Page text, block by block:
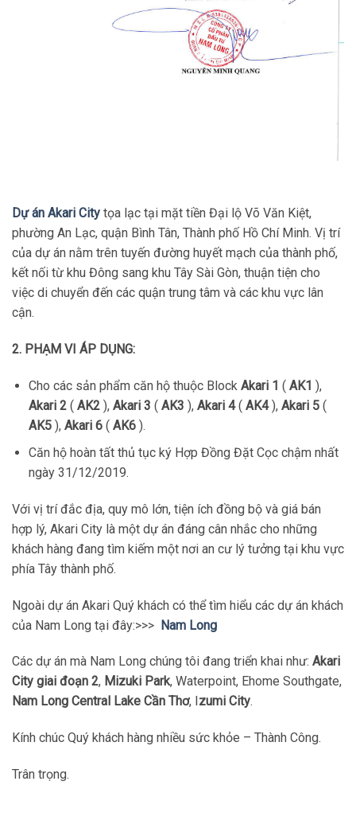
Dự án Akari City tọa lạc tại mặt tiền Đại lộ Võ Văn Kiệt,
phường An Lạc, quận Bình Tân, Thành phố Hồ Chí Minh. Vị trí
của dự án nằm trên tuyến đường huyết mạch của thành phố,
kết nối từ khu Đông sang khu Tây Sài Gòn, thuận tiện cho
việc di chuyển đến các quận trung tâm và các khu vực lân
cận.
2. PHẠM VI ÁP DỤNG:
Cho các sản phẩm căn hộ thuộc Block Akari 1 ( AK1 ),
Akari 2( AK2), Akari 3 ( AK3 ), Akari 4( AK4), Akari 5(
AK5), Akari 6( AK6).
Căn hộ hoàn tất thủ tục ký Hợp Đồng Đặt Cọc chậm nhất
ngày 31/12/2019.
Với vị trí đắc địa, quy mô lớn, tiện ích đồng bộ và giá bán
hợp lý, Akari City là một dự án đáng cân nhắc cho những
khách hàng đang tìm kiếm một nơi an cư lý tưởng tại khu vực
phía Tây thành phố.
Ngoài dự án Akari Quý khách có thể tìm hiểu các dự án khách
của Nam Long tại đây:>>> Nam Long
Các dự án mà Nam Long chúng tôi đang triển khai như: Akari
City giai đoạn 2, Mizuki Park, Waterpoint, Ehome Southgate,
Nam Long Central Lake Cần Thơ, I zumi City.
Kính chúc Quý khách hàng nhiều sức khỏe – Thành Công.
Trân trọng.